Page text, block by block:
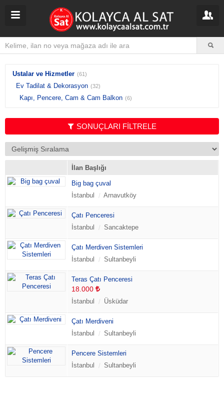
Ustalar ve Hizmetler (61)
Ev Tadilat & Dekorasyon (32)
Kapı, Pencere, Cam & Cam Balkon (6)
SONUÇLARI FİLTRELE
İlan Başlığı
Big bag çuval
İstanbul
Arnavutköy
Çatı Penceresi
İstanbul
Sancaktepe
Çatı Merdiven Sistemleri
İstanbul
Sultanbeyli
Teras Çatı Penceresi
18.000
İstanbul Üsküdar
Çatı Merdiveni
İstanbul
Sultanbeyli
Pencere Sistemleri
İstanbul
Sultanbeyli